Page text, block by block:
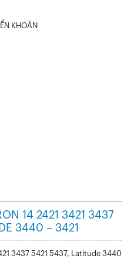
KHOẢN
14 2421 3421 3437
3440 – 3421
3437 5421 5437, Latitude 3440